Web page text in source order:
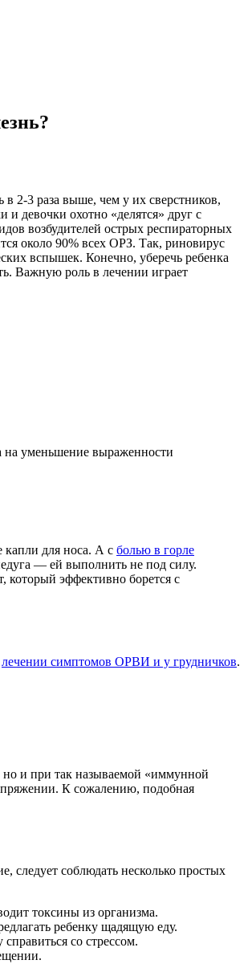
в 2-3 раза выше, чем у их сверстников,
девочки охотно «делятся» друг с
возбудителей острых респираторных
около 90% всех ОРЗ. Так, риновирус
вспышек. Конечно, уберечь ребенка
Важную роль в лечении играет
на уменьшение выраженности
для носа. А с болью в горле
— ей выполнить не под силу.
который эффективно борется с
лечении симптомов ОРВИ и у грудничков.
и при так называемой «иммунной
К сожалению, подобная
следует соблюдать несколько простых
токсины из организма.
ребенку щадящую еду.
со стрессом.